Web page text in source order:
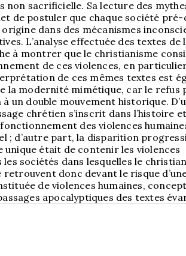
non sacrificielle. Sa lecture des
de postuler que chaque société
dans des mécanismes
L’analyse effectuée des textes de
à montrer que le christianisme
de ces violences, en
de ces mêmes textes est
la modernité mimétique, car le refus
à un double mouvement historique.
chrétien s’inscrit dans l’histoire
des violences
; d’autre part, la disparition
était de contenir les violences
sociétés dans lesquelles le
donc devant le risque
de violences humaines,
apocalyptiques des textes